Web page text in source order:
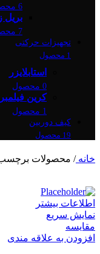
6 محصول
بریل
7 محصول
تجهیزات حرکتی
1 محصول
استابلایزر
0 محصول
کرین
1 محصول
کیف دوربین
19 محصول
خانه/ محصولات
اطلاعات بیشتر
نمایش سریع
مقايسه
افزودن به علاقه مندی